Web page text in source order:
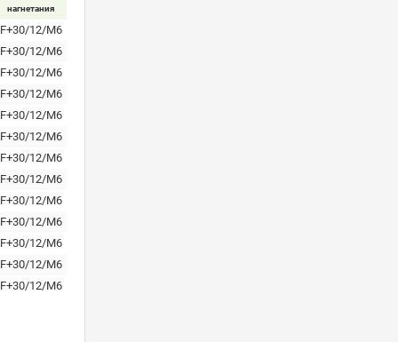
нагнетания
F+30/12/M6
F+30/12/M6
F+30/12/M6
F+30/12/M6
F+30/12/M6
F+30/12/M6
F+30/12/M6
F+30/12/M6
F+30/12/M6
F+30/12/M6
F+30/12/M6
F+30/12/M6
F+30/12/M6